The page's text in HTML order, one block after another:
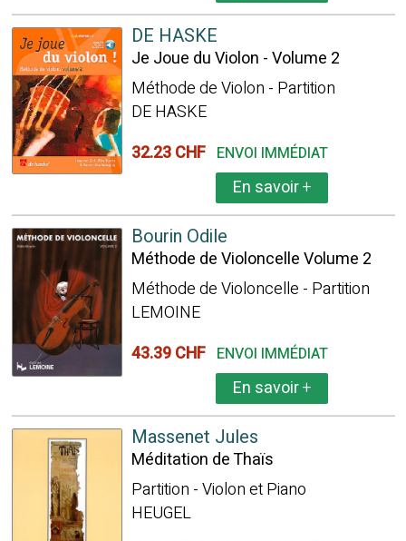
DE HASKE
Je Joue du Violon - Volume 2
Méthode de Violon - Partition
DE HASKE
32.23 CHF ENVOI IMMÉDIAT
En savoir+
Bourin Odile
Méthode de Violoncelle Volume 2
Méthode de Violoncelle - Partition
LEMOINE
43.39 CHF ENVOI IMMÉDIAT
En savoir+
Massenet Jules
Méditation de Thaïs
Partition - Violon et Piano
HEUGEL